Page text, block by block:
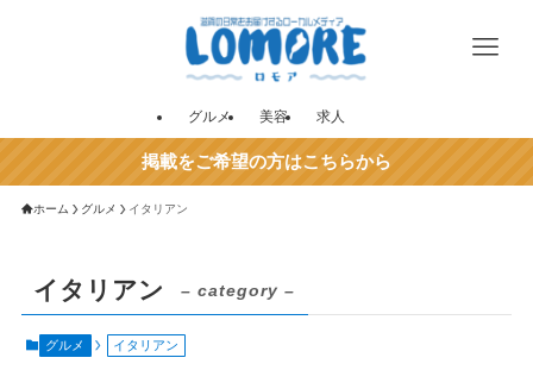
グルメ 美容 求人
掲載をご希望の方はこちらから
ホーム グルメ イタリアン
イタリアン – category –
グルメ イタリアン